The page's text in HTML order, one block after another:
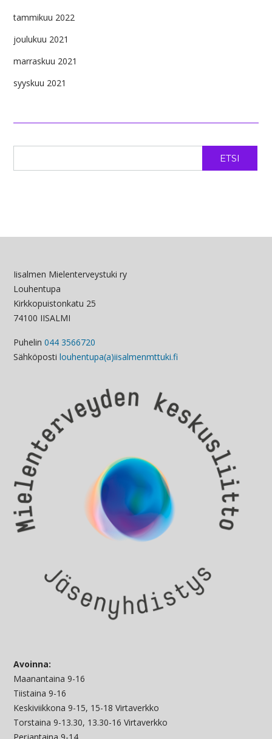
tammikuu 2022
joulukuu 2021
marraskuu 2021
syyskuu 2021
ETSI
Iisalmen Mielenterveystuki ry
Louhentupa
Kirkkopuistonkatu 25
74100 IISALMI
Puhelin 044 3566720
Sähköposti louhentupa(a)iisalmenmttuki.fi
Avoinna:
Maanantaina 9-16
Tiistaina 9-16
Keskiviikkona 9-15, 15-18 Virtaverkko
Torstaina 9-13.30, 13.30-16 Virtaverkko